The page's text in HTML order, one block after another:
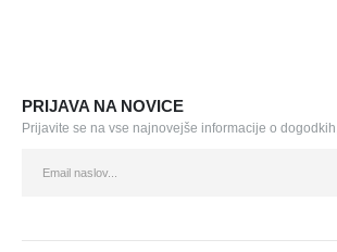
PRIJAVA NA NOVICE
Prijavite se na vse najnovejše informacije o